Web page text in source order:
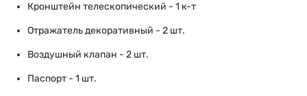
Кронштейн телескопический - 1 к-т
Отражатель декоративный - 2 шт.
Воздушный клапан - 2 шт.
Паспорт - 1 шт.